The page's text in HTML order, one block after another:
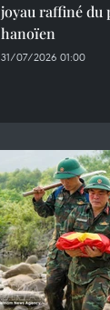
joyau raffiné du
hanoïen
31/07/2026 01:00